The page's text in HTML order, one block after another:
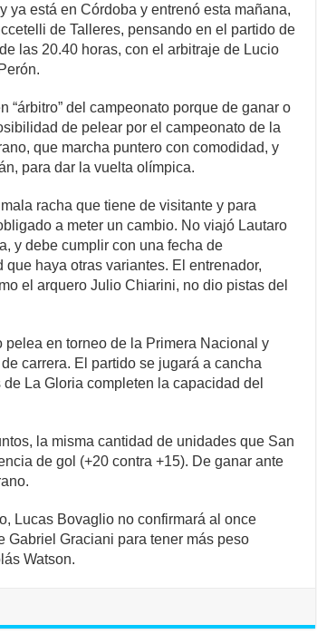
p
y
Li
n
k
ar
e
ya está en Córdoba y entrenó esta mañana,
de Talleres, pensando en el partido de
las 20.40 horas, con el arbitraje de Lucio
“árbitro” del campeonato porque de ganar o
de pelear por el campeonato de la
que marcha puntero con comodidad, y
para dar la vuelta olímpica.
racha que tiene de visitante y para
a meter un cambio. No viajó Lautaro
y debe cumplir con una fecha de
haya otras variantes. El entrenador,
el arquero Julio Chiarini, no dio pistas del
en torneo de la Primera Nacional y
carrera. El partido se jugará a cancha
La Gloria completen la capacidad del
la misma cantidad de unidades que San
de gol (+20 contra +15). De ganar ante
Lucas Bovaglio no confirmará al once
Gabriel Graciani para tener más peso
Watson.